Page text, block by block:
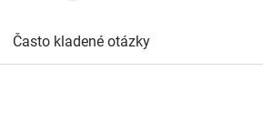
Často kladené otázky